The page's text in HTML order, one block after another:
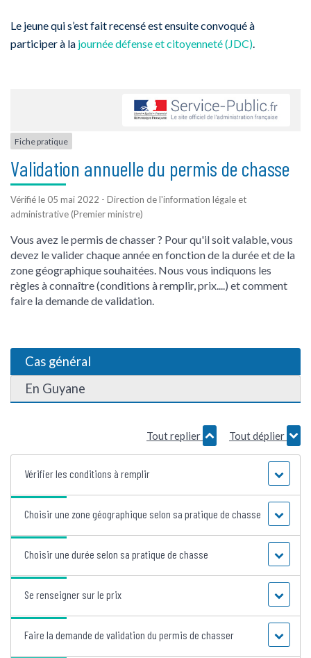
Le jeune qui s’est fait recensé est ensuite convoqué à
participer à la journée défense et citoyenneté (JDC).
Fiche pratique
Validation annuelle du permis de chasse
Vérifié le 05 mai 2022 - Direction de l'information légale et
administrative (Premier ministre)
Vous avez le permis de chasser ? Pour qu'il soit valable, vous
devez le valider chaque année en fonction de la durée et de la
zone géographique souhaitées. Nous vous indiquons les
règles à connaître (conditions à remplir, prix....) et comment
faire la demande de validation.
Cas général
En Guyane
Tout replier Tout déplier
Vérifier les conditions à remplir
Choisir une zone géographique selon sa pratique de chasse
Choisir une durée selon sa pratique de chasse
Se renseigner sur le prix
Faire la demande de validation du permis de chasser